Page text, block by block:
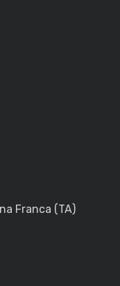
Franca (TA)